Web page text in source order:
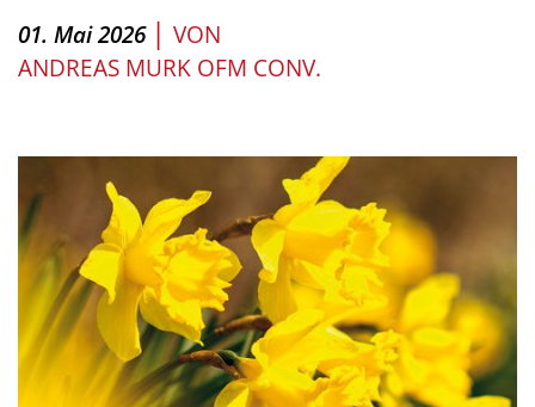
01. Mai 2026 | VON
ANDREAS MURK OFM CONV.